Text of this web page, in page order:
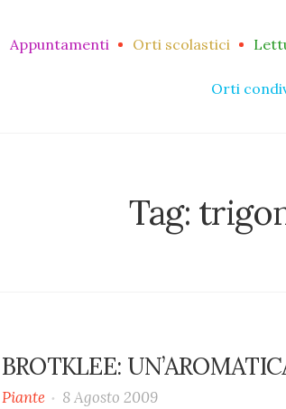
Appuntamenti Orti scolastici
Orti
Tag:
BROTKLEE:
Piante 8 Agosto 2009